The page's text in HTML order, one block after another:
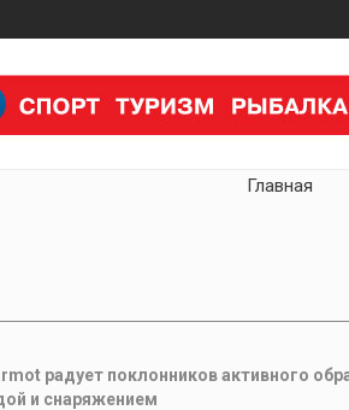
Главная
радует поклонников активного
и снаряжением